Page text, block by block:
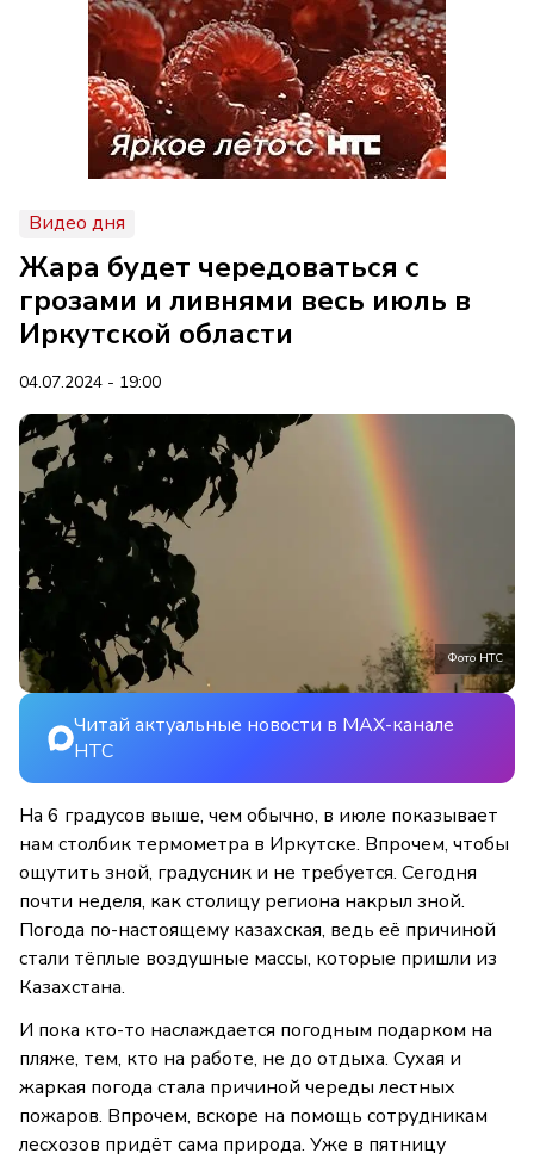
Видео дня
Жара будет чередоваться с
грозами и ливнями весь июль в
Иркутской области
04.07.2024 - 19:00
Фото НТС
Читай актуальные новости в MAX-канале
НТС
На 6 градусов выше, чем обычно, в июле показывает
нам столбик термометра в Иркутске. Впрочем, чтобы
ощутить зной, градусник и не требуется. Сегодня
почти неделя, как столицу региона накрыл зной.
Погода по-настоящему казахская, ведь её причиной
стали тёплые воздушные массы, которые пришли из
Казахстана.
И пока кто-то наслаждается погодным подарком на
пляже, тем, кто на работе, не до отдыха. Сухая и
жаркая погода стала причиной череды лестных
пожаров. Впрочем, вскоре на помощь сотрудникам
лесхозов придёт сама природа. Уже в пятницу